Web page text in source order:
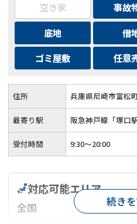
空き家 事故
底地
借
ゴミ屋敷
任意
住所 兵庫県尼崎市富松
最寄り駅 阪急神戸線「塚口
受付時間 9:30～20:00
対応可能エリア
全国 続き